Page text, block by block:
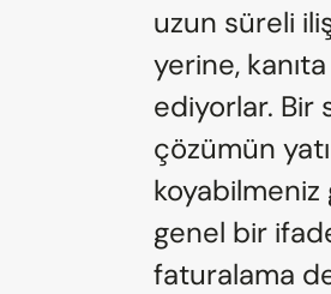
uzun süreli
yerine,
ediyorlar. Bir
çözümün
koyabilmeniz
genel bir
faturalama